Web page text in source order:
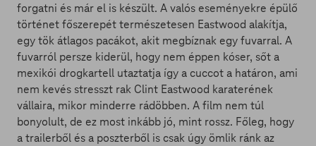
forgatni és már el is készült. A valós eseményekre épülő
történet főszerepét természetesen Eastwood alakítja,
egy tök átlagos pacákot, akit megbíznak egy fuvarral. A
fuvarról persze kiderül, hogy nem éppen kóser, sőt a
mexikói drogkartell utaztatja így a cuccot a határon, ami
nem kevés stresszt rak Clint Eastwood karaterének
vállaira, mikor minderre rádöbben. A film nem túl
bonyolult, de ez most inkább jó, mint rossz. Főleg, hogy
a trailerből és a poszterből is csak úgy ömlik ránk az